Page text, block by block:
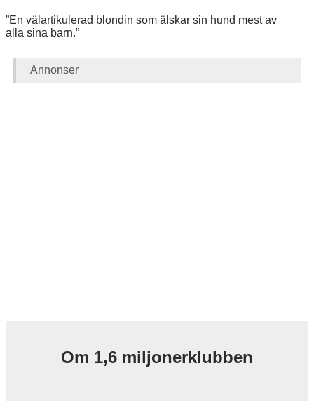
”En välartikulerad blondin som älskar sin hund mest av
alla sina barn.”
Annonser
Om 1,6 miljonerklubben